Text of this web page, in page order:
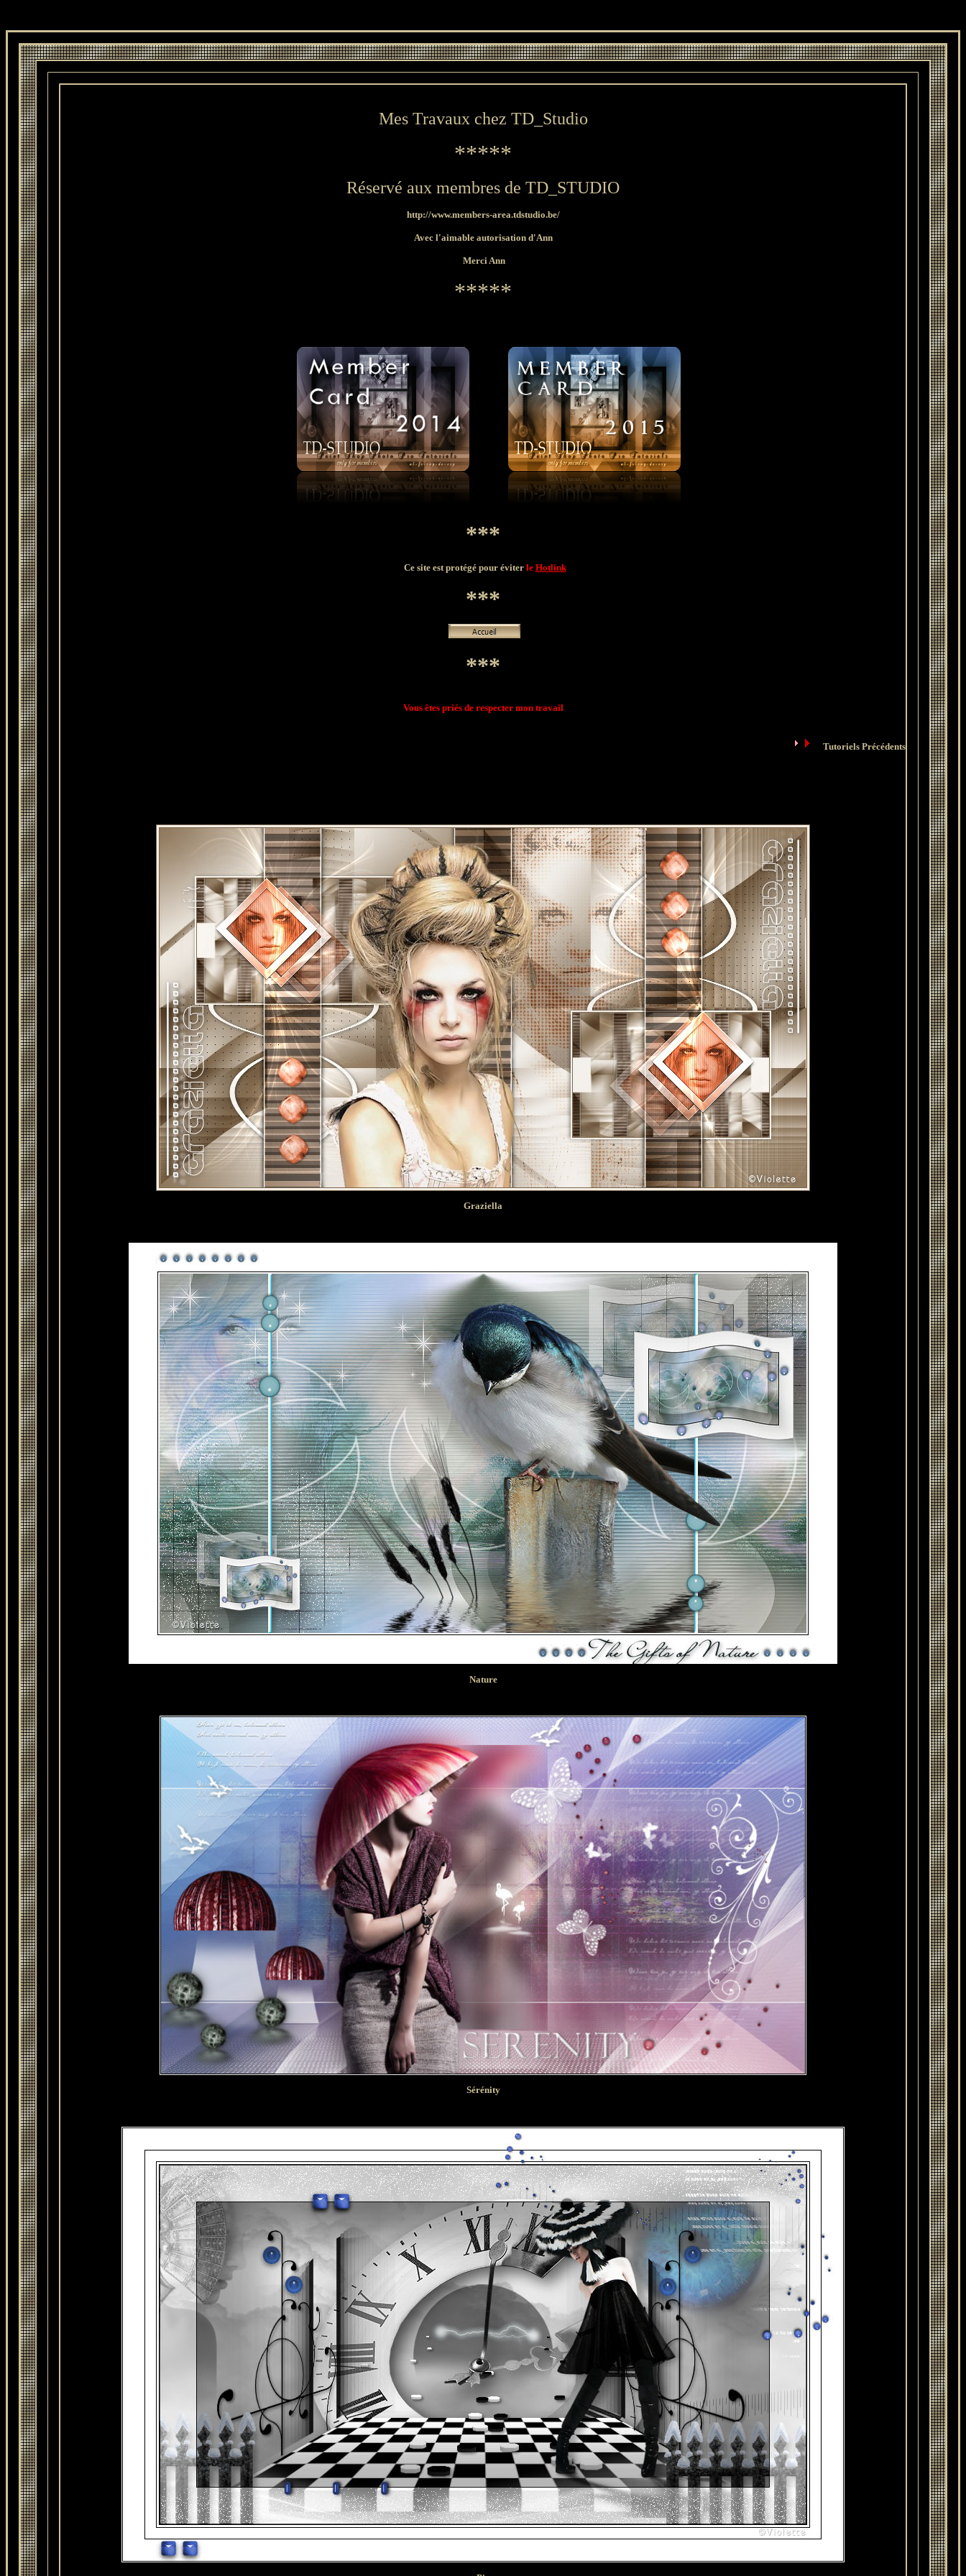
Mes Travaux chez TD_Studio
*****
Réservé aux membres de TD_STUDIO
http://www.members-area.tdstudio.be/
Avec l'aimable autorisation d'Ann
Merci Ann
*****
***
Ce site est protégé pour éviter le Hotlink
***
***
Vous êtes priés de respecter mon travail
Tutoriels Précédents
Graziella
Nature
Sérénity